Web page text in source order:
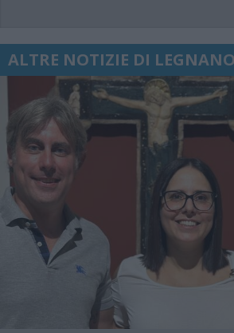
ALTRE NOTIZIE DI LEGNANO